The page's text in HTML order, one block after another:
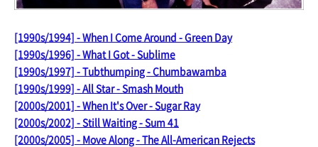
[1990s/1994] - When I Come Around - Green Day
[1990s/1996] - What I Got - Sublime
[1990s/1997] - Tubthumping - Chumbawamba
[1990s/1999] - All Star - Smash Mouth
[2000s/2001] - When It's Over - Sugar Ray
[2000s/2002] - Still Waiting - Sum 41
[2000s/2005] - Move Along - The All-American Rejects